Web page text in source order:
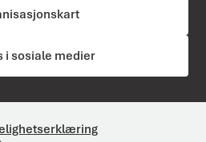
i sosiale medier